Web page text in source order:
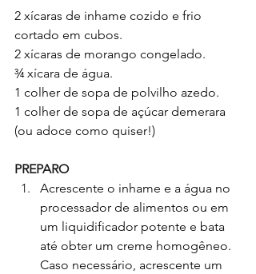
2 xícaras de inhame cozido e frio
cortado em cubos.
2 xícaras de morango congelado.
¾ xícara de água.
1 colher de sopa de polvilho azedo.
1 colher de sopa de açúcar demerara
(ou adoce como quiser!)
PREPARO
Acrescente o inhame e a água no
processador de alimentos ou em
um liquidificador potente e bata
até obter um creme homogêneo.
Caso necessário, acrescente um